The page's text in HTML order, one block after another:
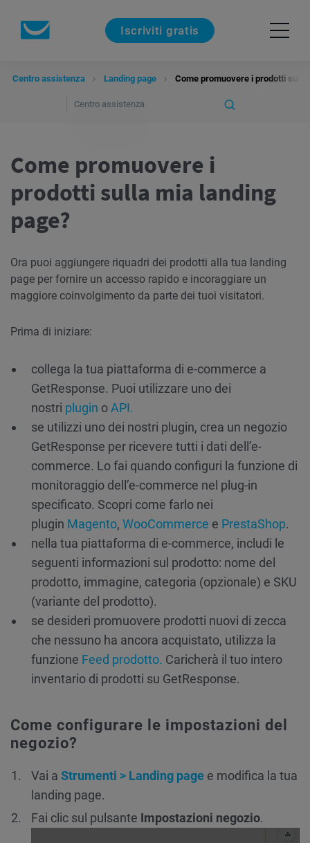
Iscriviti gratis
Centro assistenza Landing page Come promuovere i prodotti sulla
Come promuovere i
prodotti sulla mia landing
page?
Ora puoi aggiungere riquadri dei prodotti alla tua landing
page per fornire un accesso rapido e incoraggiare un
maggiore coinvolgimento da parte dei tuoi visitatori.
Prima di iniziare:
collega la tua piattaforma di e-commerce a
GetResponse. Puoi utilizzare uno dei
nostri plugin oAPI.
se utilizzi uno dei nostri plugin, crea un negozio
GetResponse per ricevere tutti i dati dell’e-
commerce. Lo fai quando configuri la funzione di
monitoraggio dell’e-commerce nel plug-in
specificato. Scopri come farlo nei
plugin Magento, WooCommerce e PrestaShop.
nella tua piattaforma di e-commerce, includi le
seguenti informazioni sul prodotto: nome del
prodotto, immagine, categoria (opzionale) e SKU
(variante del prodotto).
se desideri promuovere prodotti nuovi di zecca
che nessuno ha ancora acquistato, utilizza la
funzione Feed prodotto. Caricherà il tuo intero
inventario di prodotti su GetResponse.
Come configurare le impostazioni del
negozio?
Vai a Strumenti > Landing page e modifica la tua
landing page.
Fai clic sul pulsante Impostazioni negozio.